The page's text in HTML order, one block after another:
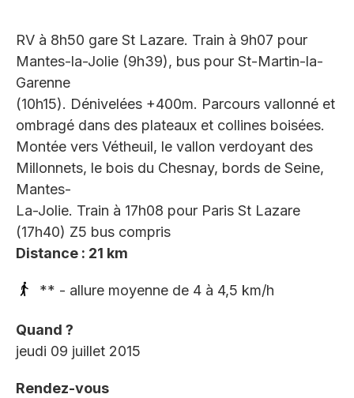
RV à 8h50 gare St Lazare. Train à 9h07 pour
Mantes-la-Jolie (9h39), bus pour St-Martin-la-
Garenne
(10h15). Dénivelées +400m. Parcours vallonné et
ombragé dans des plateaux et collines boisées.
Montée vers Vétheuil, le vallon verdoyant des
Millonnets, le bois du Chesnay, bords de Seine,
Mantes-
La-Jolie. Train à 17h08 pour Paris St Lazare
(17h40) Z5 bus compris
Distance : 21 km
** - allure moyenne de 4 à 4,5 km/h
Quand ?
jeudi 09 juillet 2015
Rendez-vous